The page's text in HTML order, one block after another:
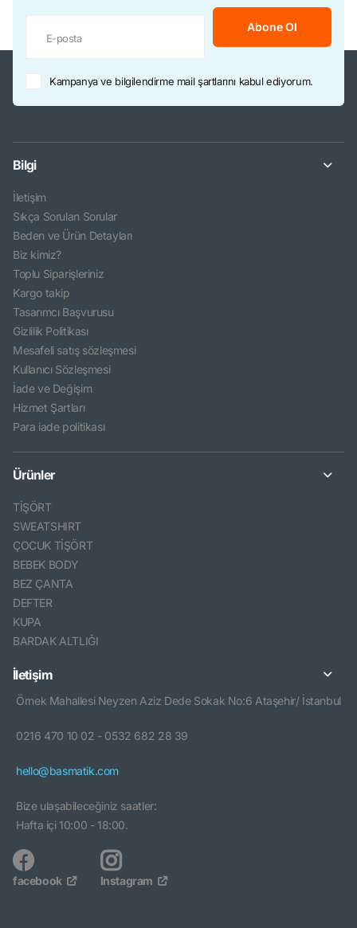
Abone Ol
Kampanya ve bilgilendirme mail şartlarını kabul ediyorum.
Bilgi
İletişim
Sıkça Sorulan Sorular
Beden ve Ürün Detayları
Biz kimiz?
Toplu Siparişleriniz
Kargo takip
Tasarımcı Başvurusu
Gizlilik Politikası
Mesafeli satış sözleşmesi
Kullanıcı Sözleşmesi
İade ve Değişim
Hizmet Şartları
Para iade politikası
Ürünler
TİŞÖRT
SWEATSHIRT
ÇOCUK TİŞÖRT
BEBEK BODY
BEZ ÇANTA
DEFTER
KUPA
BARDAK ALTLIĞI
İletişim
Örnek Mahallesi Neyzen Aziz Dede Sokak No:6 Ataşehir/ İstanbul
0216 470 10 02 - 0532 682 28 39
hello@basmatik.com
Bize ulaşabileceğiniz saatler:
Hafta içi 10:00 - 18:00.
facebook Instagram